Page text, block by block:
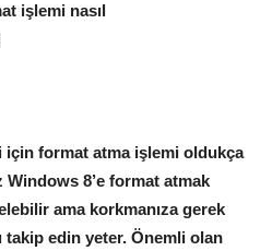
işlemi nasıl
format atma işlemi oldukça
Windows 8’e format atmak
ama korkmanıza gerek
takip edin yeter. Önemli olan